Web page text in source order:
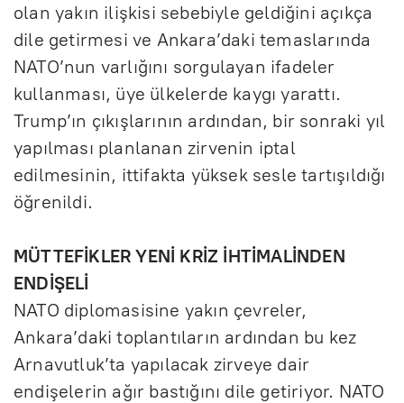
olan yakın ilişkisi sebebiyle geldiğini açıkça
dile getirmesi ve Ankara’daki temaslarında
NATO’nun varlığını sorgulayan ifadeler
kullanması, üye ülkelerde kaygı yarattı.
Trump’ın çıkışlarının ardından, bir sonraki yıl
yapılması planlanan zirvenin iptal
edilmesinin, ittifakta yüksek sesle tartışıldığı
öğrenildi.
MÜTTEFİKLER YENİ KRİZ İHTİMALİNDEN
ENDİŞELİ
NATO diplomasisine yakın çevreler,
Ankara’daki toplantıların ardından bu kez
Arnavutluk’ta yapılacak zirveye dair
endişelerin ağır bastığını dile getiriyor. NATO